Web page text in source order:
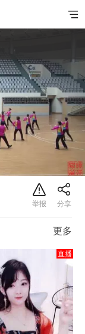
更多
直播